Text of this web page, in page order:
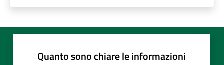
Quanto sono chiare le informazioni